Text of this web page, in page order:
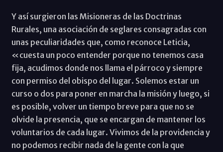
Y así surgieron las Misioneras de las Doctrinas
Rurales, una asociación de seglares consagradas con
unas peculiaridades que, como reconoce Leticia,
«cuesta un poco entender porque no tenemos casa
fija, acudimos donde nos llama el párroco y siempre
con permiso del obispo del lugar. Solemos estar un
curso o dos para poner en marcha la misión y luego, si
es posible, volver un tiempo breve para que no se
olvide la presencia, que se encargan de mantener los
voluntarios de cada lugar. Vivimos de la providencia y
no podemos recibir nada de la gente con la que